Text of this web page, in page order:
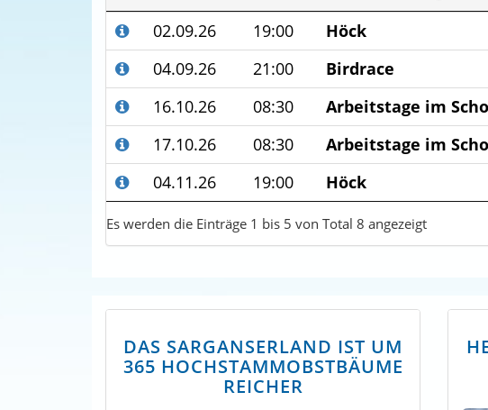
02.09.26
19:00 Höck
04.09.26
21:00 Birdrace
16.10.26
08:30 Arbeitstage im
17.10.26
08:30 Arbeitstage im
04.11.26
19:00 Höck
Es werden die Einträge 1 bis 5 von Total 8 angezeigt
DAS SARGANSERLAND IST UM
365 HOCHSTAMMOBSTBÄUME
REICHER